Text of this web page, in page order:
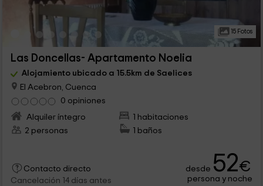
15 Fotos
Las Doncellas- Apartamento Noelia
Alojamiento ubicado a 15.5km de Saelices
El Acebron, Cuenca
0 opiniones
Alquiler íntegro
1 habitaciones
2 personas
1 baños
Contacto directo
Cancelación 14 días antes
desde 52€
persona y noche